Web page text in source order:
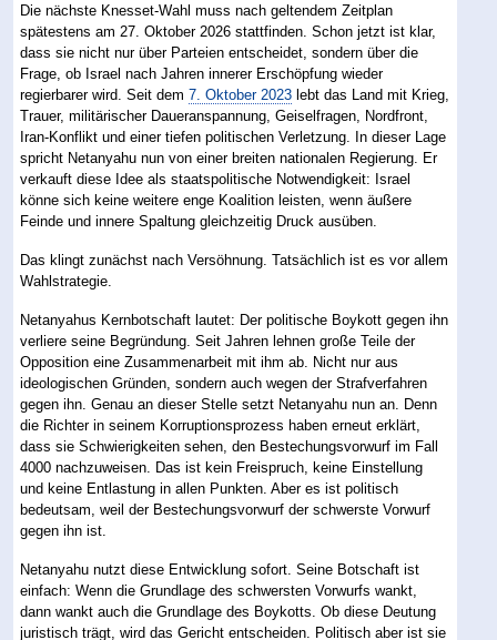
Die nächste Knesset-Wahl muss nach geltendem Zeitplan
spätestens am 27. Oktober 2026 stattfinden. Schon jetzt ist klar,
dass sie nicht nur über Parteien entscheidet, sondern über die
Frage, ob Israel nach Jahren innerer Erschöpfung wieder
regierbarer wird. Seit dem7. Oktober 2023 lebt das Land mit Krieg,
Trauer, militärischer Daueranspannung, Geiselfragen, Nordfront,
Iran-Konflikt und einer tiefen politischen Verletzung. In dieser Lage
spricht Netanyahu nun von einer breiten nationalen Regierung. Er
verkauft diese Idee als staatspolitische Notwendigkeit: Israel
könne sich keine weitere enge Koalition leisten, wenn äußere
Feinde und innere Spaltung gleichzeitig Druck ausüben.
Das klingt zunächst nach Versöhnung. Tatsächlich ist es vor allem
Wahlstrategie.
Netanyahus Kernbotschaft lautet: Der politische Boykott gegen ihn
verliere seine Begründung. Seit Jahren lehnen große Teile der
Opposition eine Zusammenarbeit mit ihm ab. Nicht nur aus
ideologischen Gründen, sondern auch wegen der Strafverfahren
gegen ihn. Genau an dieser Stelle setzt Netanyahu nun an. Denn
die Richter in seinem Korruptionsprozess haben erneut erklärt,
dass sie Schwierigkeiten sehen, den Bestechungsvorwurf im Fall
4000 nachzuweisen. Das ist kein Freispruch, keine Einstellung
und keine Entlastung in allen Punkten. Aber es ist politisch
bedeutsam, weil der Bestechungsvorwurf der schwerste Vorwurf
gegen ihn ist.
Netanyahu nutzt diese Entwicklung sofort. Seine Botschaft ist
einfach: Wenn die Grundlage des schwersten Vorwurfs wankt,
dann wankt auch die Grundlage des Boykotts. Ob diese Deutung
juristisch trägt, wird das Gericht entscheiden. Politisch aber ist sie